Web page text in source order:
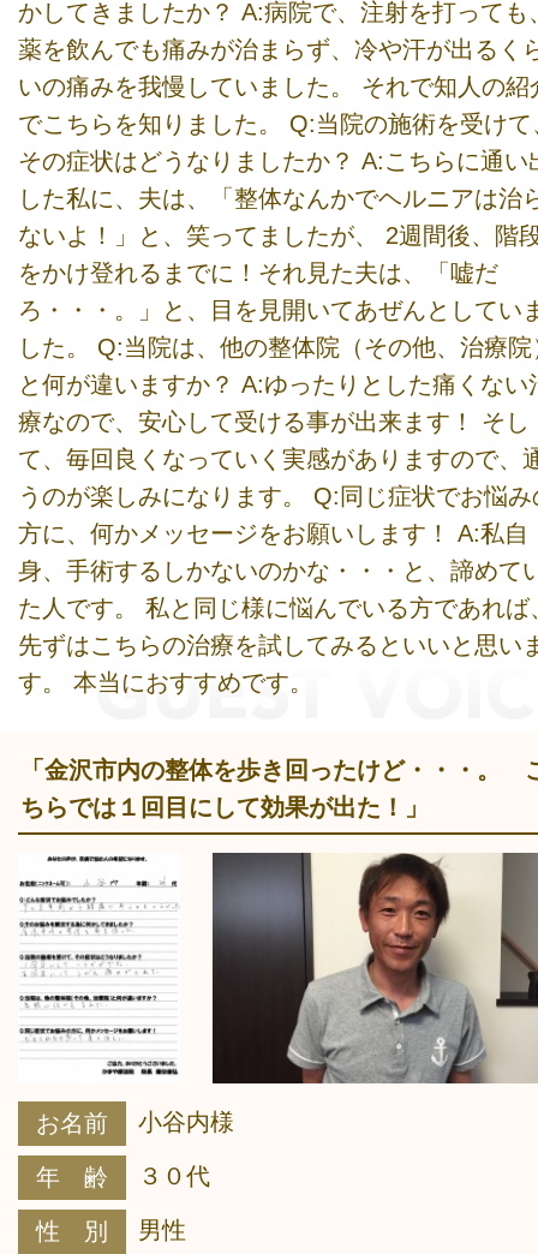
かしてきましたか？ A:病院で、注射を打っても
薬を飲んでも痛みが治まらず、冷や汗が出るく
いの痛みを我慢していました。 それで知人の紹
でこちらを知りました。 Q:当院の施術を受けて
その症状はどうなりましたか？ A:こちらに通い
した私に、夫は、「整体なんかでヘルニアは治
ないよ！」と、笑ってましたが、 2週間後、階
をかけ登れるまでに！それ見た夫は、「嘘だ
ろ・・・。」と、目を見開いてあぜんとしてい
した。 Q:当院は、他の整体院（その他、治療院
と何が違いますか？ A:ゆったりとした痛くない
療なので、安心して受ける事が出来ます！ そし
て、毎回良くなっていく実感がありますので、
うのが楽しみになります。 Q:同じ症状でお悩み
方に、何かメッセージをお願いします！ A:私自
身、手術するしかないのかな・・・と、諦めて
た人です。 私と同じ様に悩んでいる方であれば
先ずはこちらの治療を試してみるといいと思い
す。 本当におすすめです。
「金沢市内の整体を歩き回ったけど・・・。
ちらでは１回目にして効果が出た！」
お名前 小谷内様
年 齢 ３０代
性 別 男性